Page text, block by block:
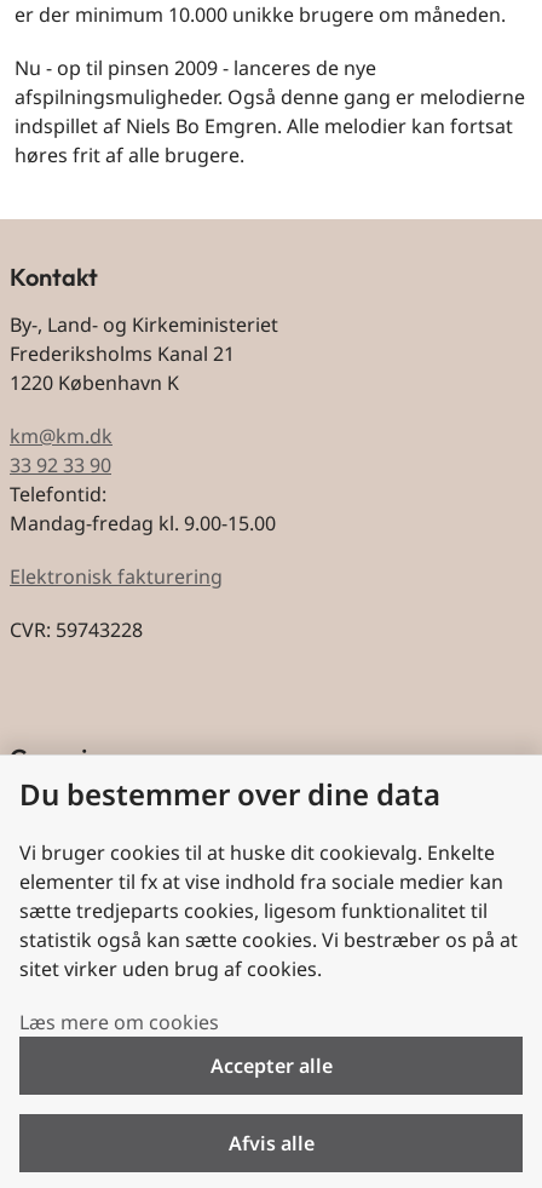
er der minimum 10.000 unikke brugere om måneden.
Nu - op til pinsen 2009 - lanceres de nye
afspilningsmuligheder. Også denne gang er melodierne
indspillet af Niels Bo Emgren. Alle melodier kan fortsat
høres frit af alle brugere.
Kontakt
By-, Land- og Kirkeministeriet
Frederiksholms Kanal 21
1220 København K
km@km.dk
33 92 33 90
Telefontid:
Mandag-fredag kl. 9.00-15.00
Elektronisk fakturering
CVR: 59743228
Genveje
Cookies
Aktindsigt
Persondatabeskyttelse
Nyttige links
Plan- og Landdistriktsstyrelsen
Folkekirken.dk
Du bestemmer over dine data
Vi bruger cookies til at huske dit cookievalg. Enkelte
elementer til fx at vise indhold fra sociale medier kan
sætte tredjeparts cookies, ligesom funktionalitet til
statistik også kan sætte cookies. Vi bestræber os på at
sitet virker uden brug af cookies.
Læs mere om cookies
Accepter alle
Afvis alle